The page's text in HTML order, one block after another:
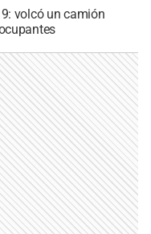
volcó un camión